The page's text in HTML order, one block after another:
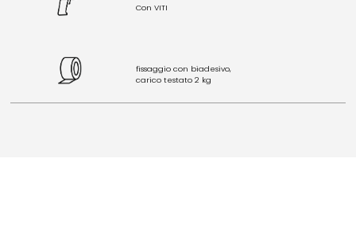
Con VITI
fissaggio con biadesivo,
carico testato 2 kg